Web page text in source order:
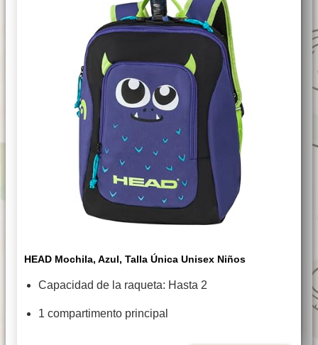
HEAD Mochila, Azul, Talla Única Unisex Niños
Capacidad de la raqueta: Hasta 2
1 compartimento principal